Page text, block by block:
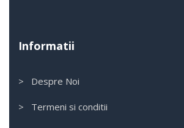
Informatii
> Despre Noi
> Termeni si conditii